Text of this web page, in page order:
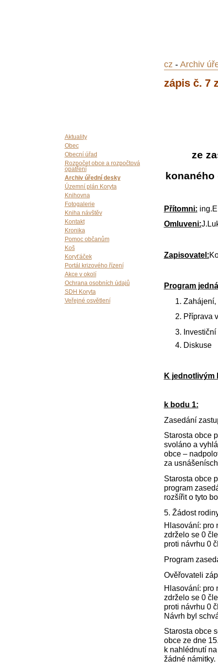
Aktuality
Obec
Obecní úřad
Rozpočet obce a rozpočtová
opatření
Archiv úřední desky
Územní plán Koryta
Knihovna
Fotogalerie
Kniha návštěv
Kontakt
Kronika
Pomoc občanům
Koš
Koryťáček
Portál krizového řízení
Akce v okolí
Ochrana osobních údajů
SDH Koryta
Veřejné osvětlení
cz - Archiv
zápis č. 7
ze
konaného
Přítomni:
Omluveni:
Zapisovatel:
Program
Zahájení,
Příprava
Diskuse
K jednotlivým
k bodu 1:
Zasedání
Starosta obce
svoláno a
obce –
za
Starosta obce
program
rozšířit o tyto
5. Žádost
Hlasování: pro
zdrželo se 0
proti návrhu 0
Program
Ověřovateli
Hlasování: pro
zdrželo se 0
proti návrhu 0
Návrh byl
Starosta obce
obce ze dne
k nahlédnutí
žádné námitky.